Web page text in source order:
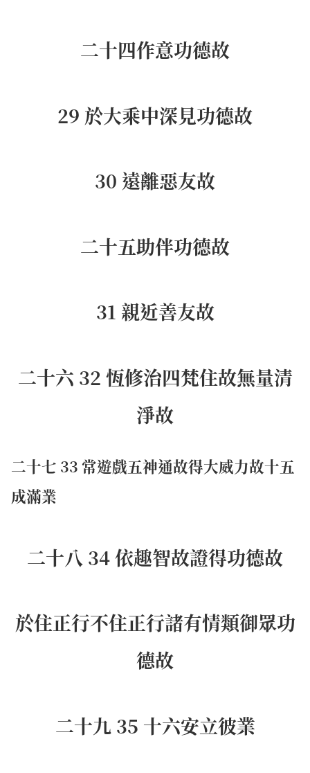
二十四作意功德故
29 於大乘中深見功德故
30 遠離惡友故
二十五助伴功德故
31 親近善友故
二十六 32 恆修治四梵住故無量清
淨故
二十七 33 常遊戲五神通故得大威力故十五
成滿業
二十八 34 依趣智故證得功德故
於住正行不住正行諸有情類御眾功
德故
二十九 35 十六安立彼業